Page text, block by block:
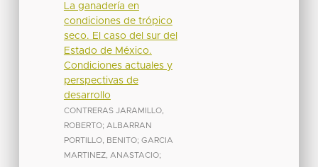
La ganadería en
condiciones de trópico
seco. El caso del sur del
Estado de México.
Condiciones actuales y
perspectivas de
desarrollo
CONTRERAS JARAMILLO,
ROBERTO; ALBARRAN
PORTILLO, BENITO; GARCIA
MARTINEZ, ANASTACIO;